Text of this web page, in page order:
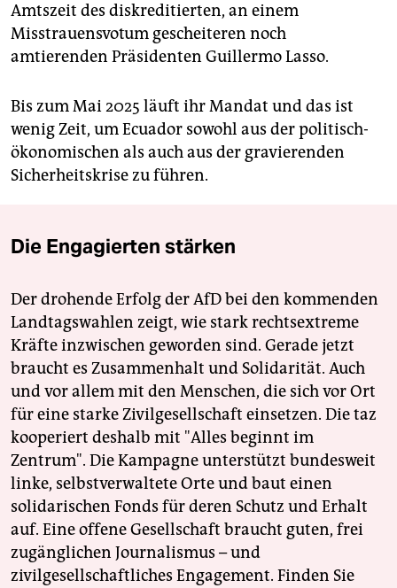
Amtszeit des diskreditierten, an einem
Misstrauensvotum gescheiteren noch
amtierenden Präsidenten Guillermo Lasso.
Bis zum Mai 2025 läuft ihr Mandat und das ist
wenig Zeit, um Ecuador sowohl aus der politisch-
ökonomischen als auch aus der gravierenden
Sicherheitskrise zu führen.
Die Engagierten stärken
Der drohende Erfolg der AfD bei den kommenden
Landtagswahlen zeigt, wie stark rechtsextreme
Kräfte inzwischen geworden sind. Gerade jetzt
braucht es Zusammenhalt und Solidarität. Auch
und vor allem mit den Menschen, die sich vor Ort
für eine starke Zivilgesellschaft einsetzen. Die taz
kooperiert deshalb mit "Alles beginnt im
Zentrum". Die Kampagne unterstützt bundesweit
linke, selbstverwaltete Orte und baut einen
solidarischen Fonds für deren Schutz und Erhalt
auf. Eine offene Gesellschaft braucht guten, frei
zugänglichen Journalismus – und
zivilgesellschaftliches Engagement. Finden Sie